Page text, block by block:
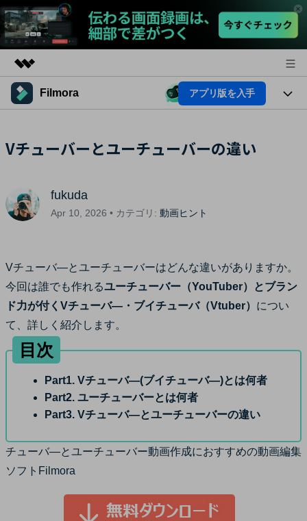
製品
ユーティリティ
概要
プラン＆価格
Filmora アプリ版を入手
製品機能
AI機能
活用法
ビデオソリューション
動画編集のコツ
サポート
サポート
カスタマーサポート
ブランド紹介
検索
Vチューバーとユーチューバーの違い
fukuda
Apr 10, 2026 • カテゴリ: 動画ヒント
Vチューバ―とユーチューバーはどんな違いがありますか。
今回は誰でも作れるユーチューバー（YouTuber）とブラン
ド力が付くVチューバ―・ブイチューバ（Vtuber） につい
て、詳しく紹介します。
目次
Part1. Vチューバ―(ブイチューバ―)とは何者
Part2. ユーチューバーとは何者
Part3. Vチューバ―とユーチューバーの違い
チューバ―とユーチューバー動画作成におすすめの動画編集
ソフトFilmora